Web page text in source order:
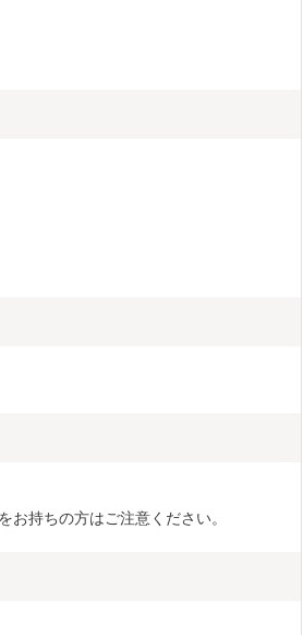
お持ちの方はご注意ください。